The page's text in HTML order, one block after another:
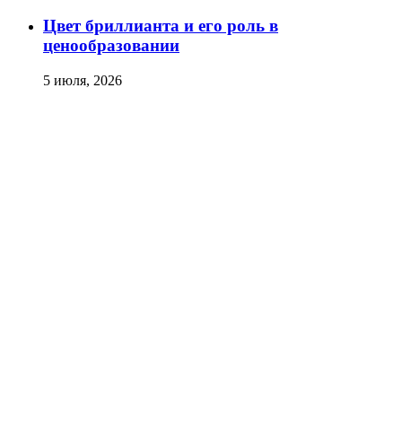
Цвет бриллианта и его роль в
ценообразовании
5 июля, 2026